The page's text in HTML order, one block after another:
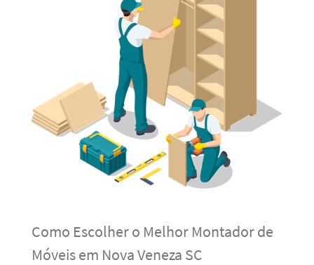
Como Escolher o Melhor Montador de
Móveis em Nova Veneza SC